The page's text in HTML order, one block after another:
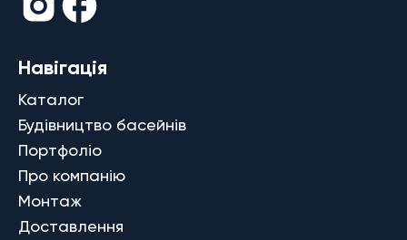
Навігація
Каталог
Будівництво басейнів
Портфоліо
Про компанію
Монтаж
Доставлення